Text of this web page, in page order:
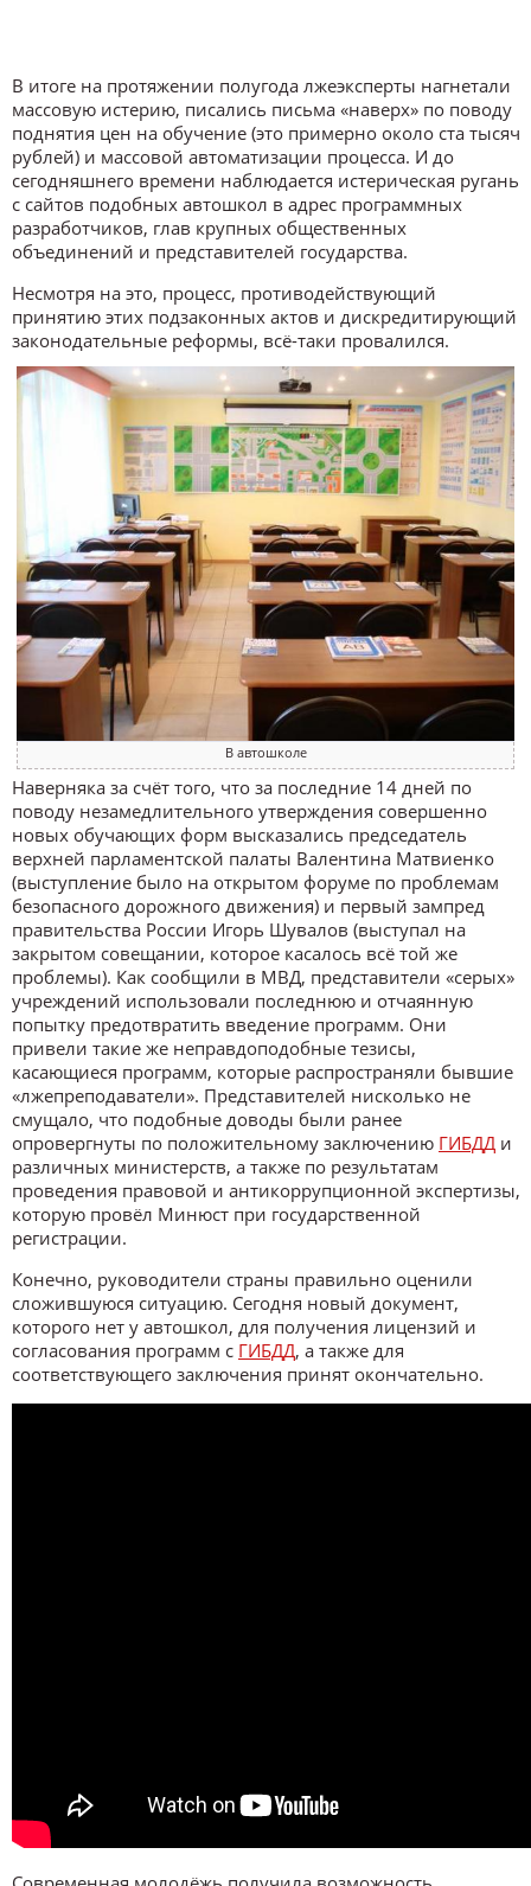
В итоге на протяжении полугода лжеэксперты нагнетали
массовую истерию, писались письма «наверх» по поводу
поднятия цен на обучение (это примерно около ста тысяч
рублей) и массовой автоматизации процесса. И до
сегодняшнего времени наблюдается истерическая ругань
с сайтов подобных автошкол в адрес программных
разработчиков, глав крупных общественных
объединений и представителей государства.
Несмотря на это, процесс, противодействующий
принятию этих подзаконных актов и дискредитирующий
законодательные реформы, всё-таки провалился.
В автошколе
Наверняка за счёт того, что за последние 14 дней по
поводу незамедлительного утверждения совершенно
новых обучающих форм высказались председатель
верхней парламентской палаты Валентина Матвиенко
(выступление было на открытом форуме по проблемам
безопасного дорожного движения) и первый зампред
правительства России Игорь Шувалов (выступал на
закрытом совещании, которое касалось всё той же
проблемы). Как сообщили в МВД, представители «серых»
учреждений использовали последнюю и отчаянную
попытку предотвратить введение программ. Они
привели такие же неправдоподобные тезисы,
касающиеся программ, которые распространяли бывшие
«лжепреподаватели». Представителей нисколько не
смущало, что подобные доводы были ранее
опровергнуты по положительному заключению ГИБДД и
различных министерств, а также по результатам
проведения правовой и антикоррупционной экспертизы,
которую провёл Минюст при государственной
регистрации.
Конечно, руководители страны правильно оценили
сложившуюся ситуацию. Сегодня новый документ,
которого нет у автошкол, для получения лицензий и
согласования программ с ГИБДД, а также для
соответствующего заключения принят окончательно.